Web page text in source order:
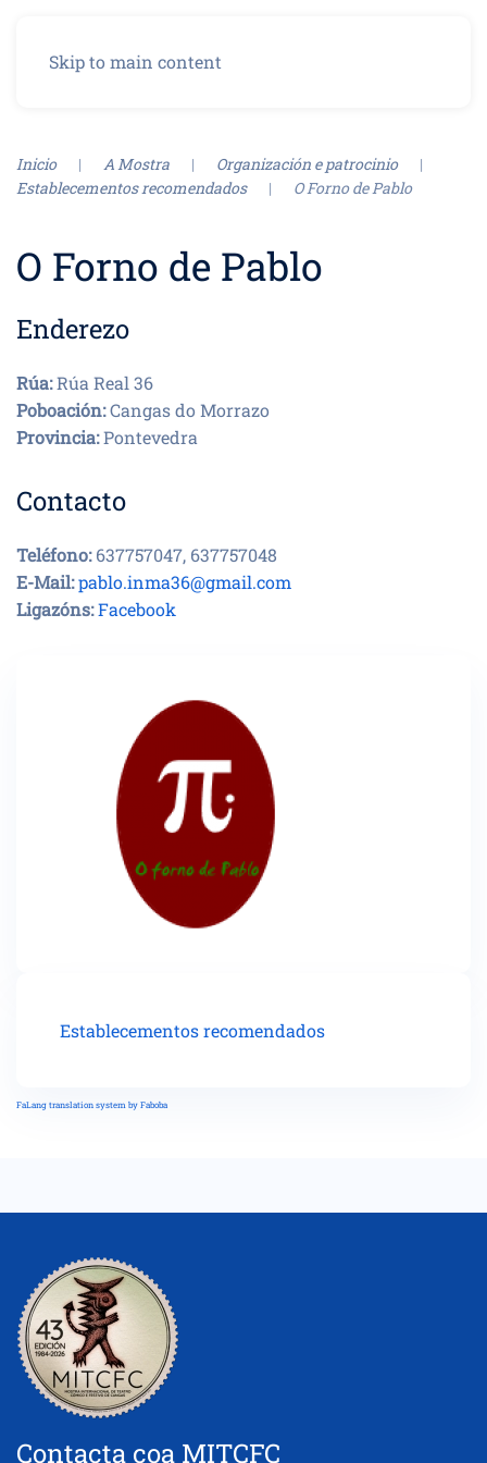
Skip to main content
Inicio A Mostra
Organización e patrocinio
Establecementos recomendados
O Forno de Pablo
O Forno de Pablo
Enderezo
Rúa:Rúa Real 36
Poboación:Cangas do Morrazo
Provincia:Pontevedra
Contacto
Teléfono:637757047, 637757048
E-Mail:pablo.inma36@gmail.com
Ligazóns:Facebook
Establecementos recomendados
FaLang translation system by Faboba
Contacta coa MITCFC